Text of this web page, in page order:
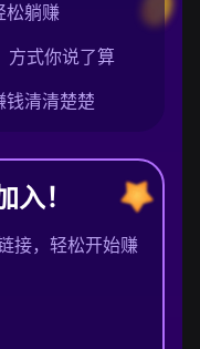
松躺赚
方式你说了算
钱清清楚楚
入！
接，轻松开始赚